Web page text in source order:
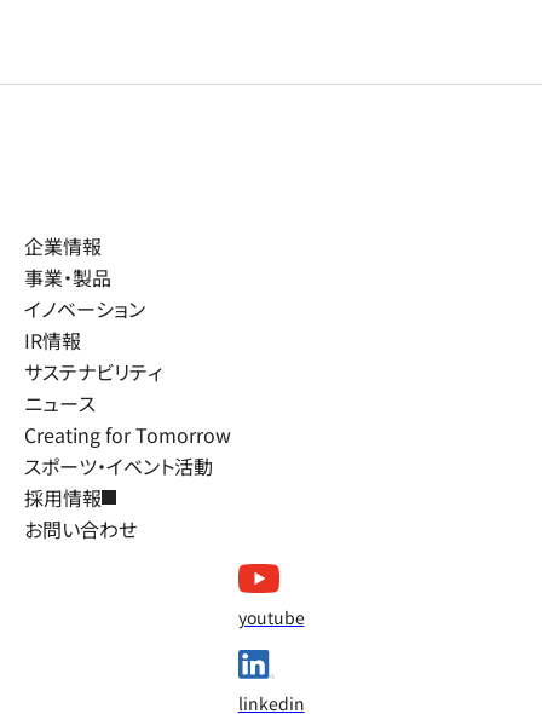
企業情報
事業・製品
イノベーション
IR情報
サステナビリティ
ニュース
Creating for Tomorrow
スポーツ・イベント活動
採用情報
お問い合わせ
youtube
linkedin